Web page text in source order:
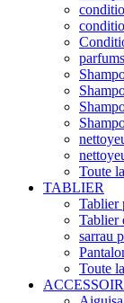
Toute
TABLIER
Tablier
Tablier
sarrau
Toute